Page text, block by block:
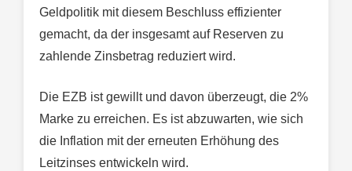
Geldpolitik mit diesem Beschluss effizienter
gemacht, da der insgesamt auf Reserven zu
zahlende Zinsbetrag reduziert wird.
Die EZB ist gewillt und davon überzeugt, die 2%
Marke zu erreichen. Es ist abzuwarten, wie sich
die Inflation mit der erneuten Erhöhung des
Leitzinses entwickeln wird.